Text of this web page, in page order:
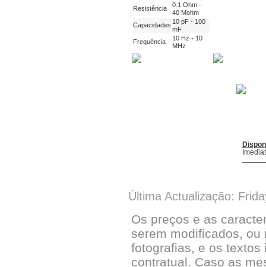
Resistência
0.1 Ohm -
40 Mohm
Capacidades 10 pF - 100
mF
Frequência
10 Hz - 10
MHz
Última Actualização:
Os preços e as
serem modificados, ou
fotografias, e os
contratual. Caso as